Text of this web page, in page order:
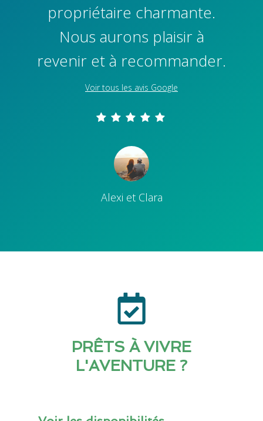
propriétaire charmante.
Nous aurons plaisir à
revenir et à recommander.
Voir tous les avis Google
Alexi et Clara
PRÊTS À VIVRE
L'AVENTURE ?